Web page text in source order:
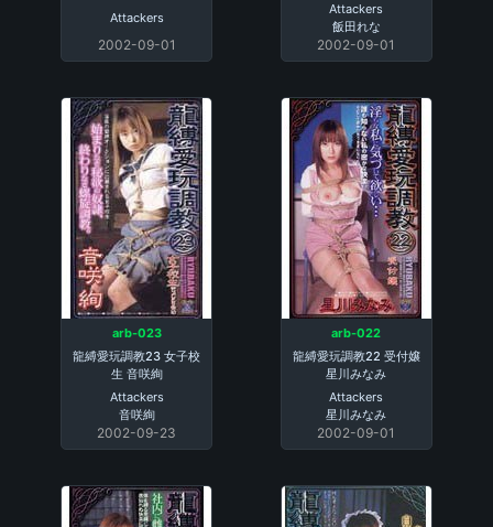
Attackers
2002-09-01
Attackers
飯田れな
2002-09-01
arb-023
龍縛愛玩調教23 女子校
生 音咲絢
Attackers
音咲絢
2002-09-23
arb-022
龍縛愛玩調教22 受付嬢
星川みなみ
Attackers
星川みなみ
2002-09-01